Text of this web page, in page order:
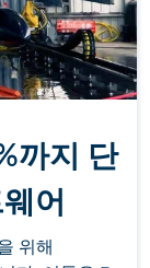
까지 단
어
위해